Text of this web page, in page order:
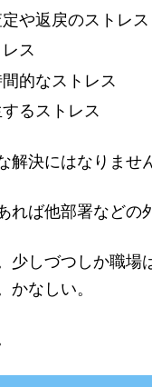
や返戻のストレス
ス
的なストレス
るストレス
解決にはなりませ
れば他部署などの
少しづつしか職
かなしい。